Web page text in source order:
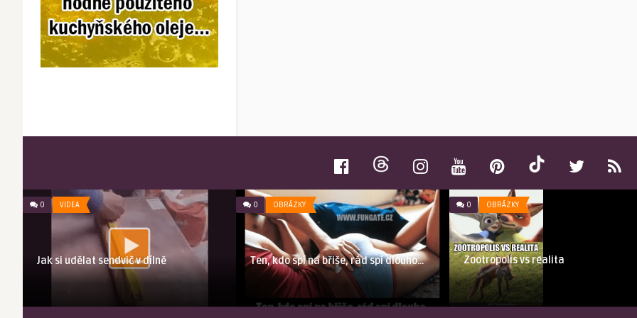
0 VIDEA
Jak si udělat sendvič v dílně
0 OBRÁZKY
Ten, kdo spí na břiše, rád spí dlouho…
0 OBRÁZKY
Zootropolis vs realita